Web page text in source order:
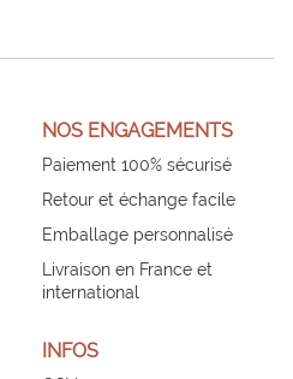
NOS ENGAGEMENTS
Paiement 100% sécurisé
Retour et échange facile
Emballage personnalisé
Livraison en France et
international
INFOS